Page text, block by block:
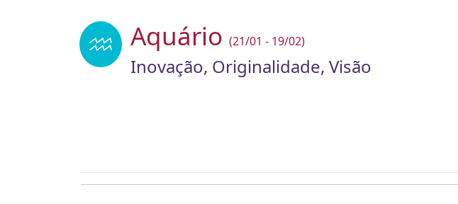
Aquário (21/01 - 19/02)
Inovação, Originalidade, Visão